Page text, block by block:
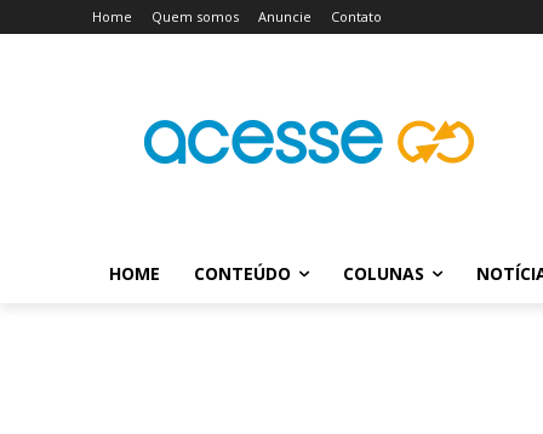
Home Quem somos Anuncie Contato
HOME CONTEÚDO COLUNAS